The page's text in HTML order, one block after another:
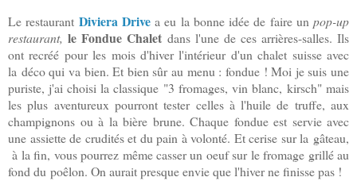
Le restaurant Diviera Drivea eu la bonne idée de faire un pop-up
restaurant, le Fondue Chalet dans l'une de ces arrières-salles. Ils
ont recréé pour les mois d'hiver l'intérieur d'un chalet suisse avec
la déco qui va bien. Et bien sûr au menu : fondue ! Moi je suis une
puriste, j'ai choisi la classique "3 fromages, vin blanc, kirsch" mais
les plus aventureux pourront tester celles à l'huile de truffe, aux
champignons ou à la bière brune. Chaque fondue est servie avec
une assiette de crudités et du pain à volonté. Et cerise sur la gâteau,
à la fin, vous pourrez même casser un oeuf sur le fromage grillé au
fond du poêlon. On aurait presque envie que l'hiver ne finisse pas !